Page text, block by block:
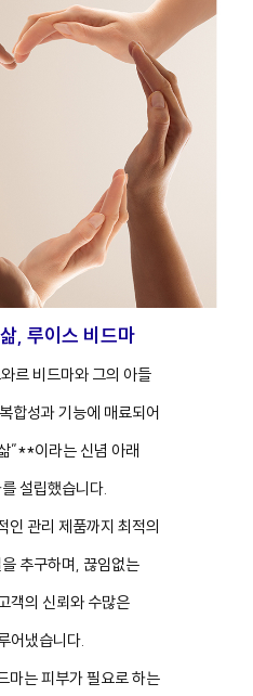
, 루이스 비드마
르 비드마와 그의 아들
합성과 기능에 매료되어
”**이라는 신념 아래
설립했습니다.
인 관리 제품까지 최적의
추구하며, 끊임없는
객의 신뢰와 수많은
어냈습니다.
마는 피부가 필요로 하는